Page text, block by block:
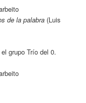
de la palabra(Luis
grupo Trío del 0.